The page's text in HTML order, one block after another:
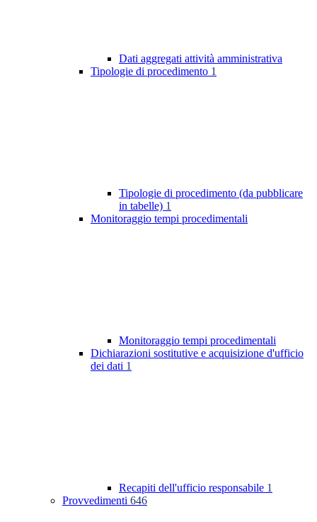
Dati aggregati attività amministrativa
Tipologie di procedimento 1
Tipologie di procedimento (da pubblicare
in tabelle) 1
Monitoraggio tempi procedimentali
Monitoraggio tempi procedimentali
Dichiarazioni sostitutive e acquisizione d'ufficio
dei dati 1
Recapiti dell'ufficio responsabile 1
Provvedimenti 646